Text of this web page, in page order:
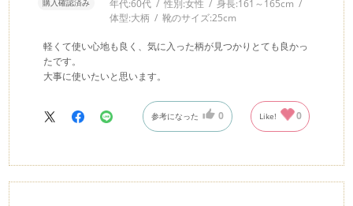
年代:60代 性別:女性 身長:161～165cm
体型:大柄 靴のサイズ:25cm
軽くて使い心地も良く、気に入った柄が見つかりとても良かっ
たです。
大事に使いたいと思います。
参考になった 0 Like! 0